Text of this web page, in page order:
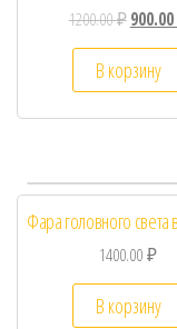
1200.00₽900.00
В корзину
1400.00₽
В корзину